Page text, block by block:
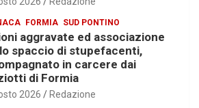
FORMIA SUD PONTINO
aggravate ed associazione
spaccio di stupefacenti,
in carcere dai
di Formia
2026 Redazione